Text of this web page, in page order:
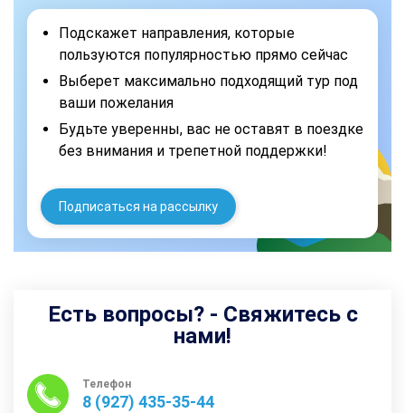
Подскажет направления, которые
пользуются популярностью прямо сейчас
Выберет максимально подходящий тур под
ваши пожелания
Будьте уверенны, вас не оставят в поездке
без внимания и трепетной поддержки!
Подписаться на рассылку
Есть вопросы? - Свяжитесь с
нами!
Телефон
8 (927) 435-35-44